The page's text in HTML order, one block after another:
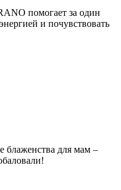
помогает за один
и почувствовать
блаженства для мам –